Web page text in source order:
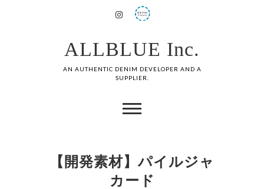
ALLBLUE Inc.
AN AUTHENTIC DENIM DEVELOPER AND A
SUPPLIER.
【開発素材】パイルジャ
カード